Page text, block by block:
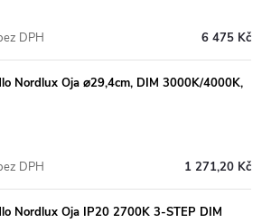
6 475 Kč
DPH
Nordlux Oja ⌀29,4cm, DIM 3000K/4000K,
1 271,20 Kč
DPH
Nordlux Oja IP20 2700K 3-STEP DIM